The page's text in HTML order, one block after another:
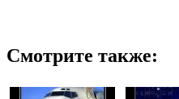
Смотрите также: